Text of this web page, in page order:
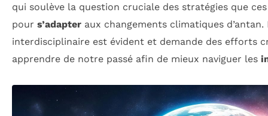
qui soulève la question cruciale des stratégies que
pour s’adapter aux changements climatiques d’antan.
interdisciplinaire est évident et demande des efforts
apprendre de notre passé afin de mieux naviguer les